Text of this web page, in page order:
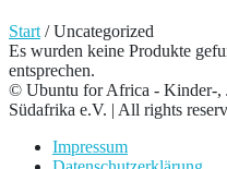
Start / Uncategorized
Es wurden keine Produkte
entsprechen.
© Ubuntu for Africa - Kinder-,
Südafrika e.V. | All rights
Impressum